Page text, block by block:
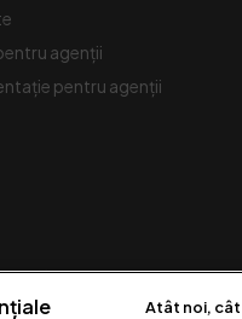
agenții
pentru agenții
Atât noi,